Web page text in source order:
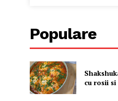
Populare
cu rosii si